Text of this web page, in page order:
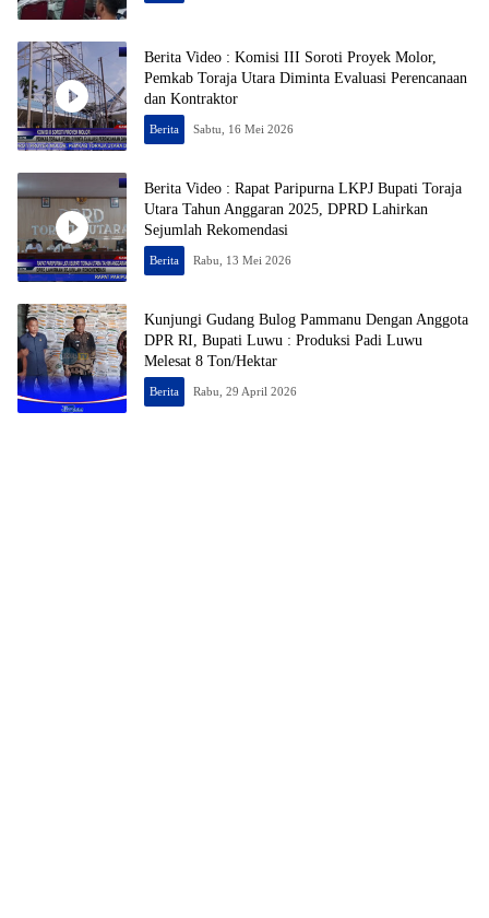
Berita Video : Komisi III Soroti Proyek Molor,
Pemkab Toraja Utara Diminta Evaluasi Perencanaan
dan Kontraktor
Berita Sabtu, 16 Mei 2026
Berita Video : Rapat Paripurna LKPJ Bupati Toraja
Utara Tahun Anggaran 2025, DPRD Lahirkan
Sejumlah Rekomendasi
Berita Rabu, 13 Mei 2026
Kunjungi Gudang Bulog Pammanu Dengan Anggota
DPR RI, Bupati Luwu : Produksi Padi Luwu
Melesat 8 Ton/Hektar
Berita Rabu, 29 April 2026